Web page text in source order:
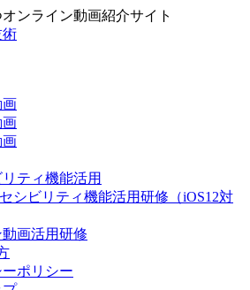
ンライン動画紹介サイト
術
画
画
画
ティ機能活用
シビリティ機能活用研修（iOS12対
画活用研修
ポリシー